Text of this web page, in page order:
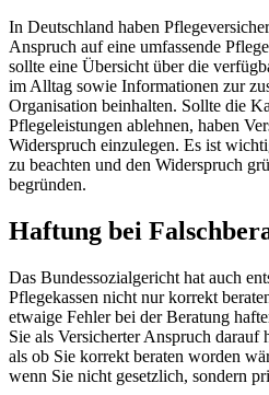
In Deutschland haben
Anspruch auf eine umfassende
sollte eine Übersicht über die
im Alltag sowie Informationen zur
Organisation beinhalten. Sollte die
Pflegeleistungen ablehnen, haben
Widerspruch einzulegen. Es ist
zu beachten und den Widerspruch
begründen.
Haftung bei
Das Bundessozialgericht hat auch
Pflegekassen nicht nur korrekt
etwaige Fehler bei der Beratung
Sie als Versicherter Anspruch darauf
als ob Sie korrekt beraten worden
wenn Sie nicht gesetzlich, sondern